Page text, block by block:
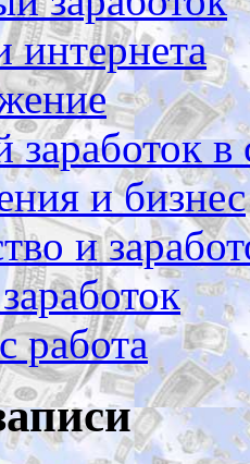
интернета
заработок в
и бизнес
и
работа